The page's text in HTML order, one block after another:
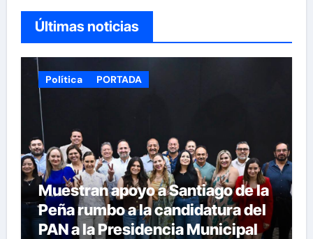
Últimas noticias
Política PORTADA
Muestran apoyo a Santiago de la
Peña rumbo a la candidatura del
PAN a la Presidencia Municipal